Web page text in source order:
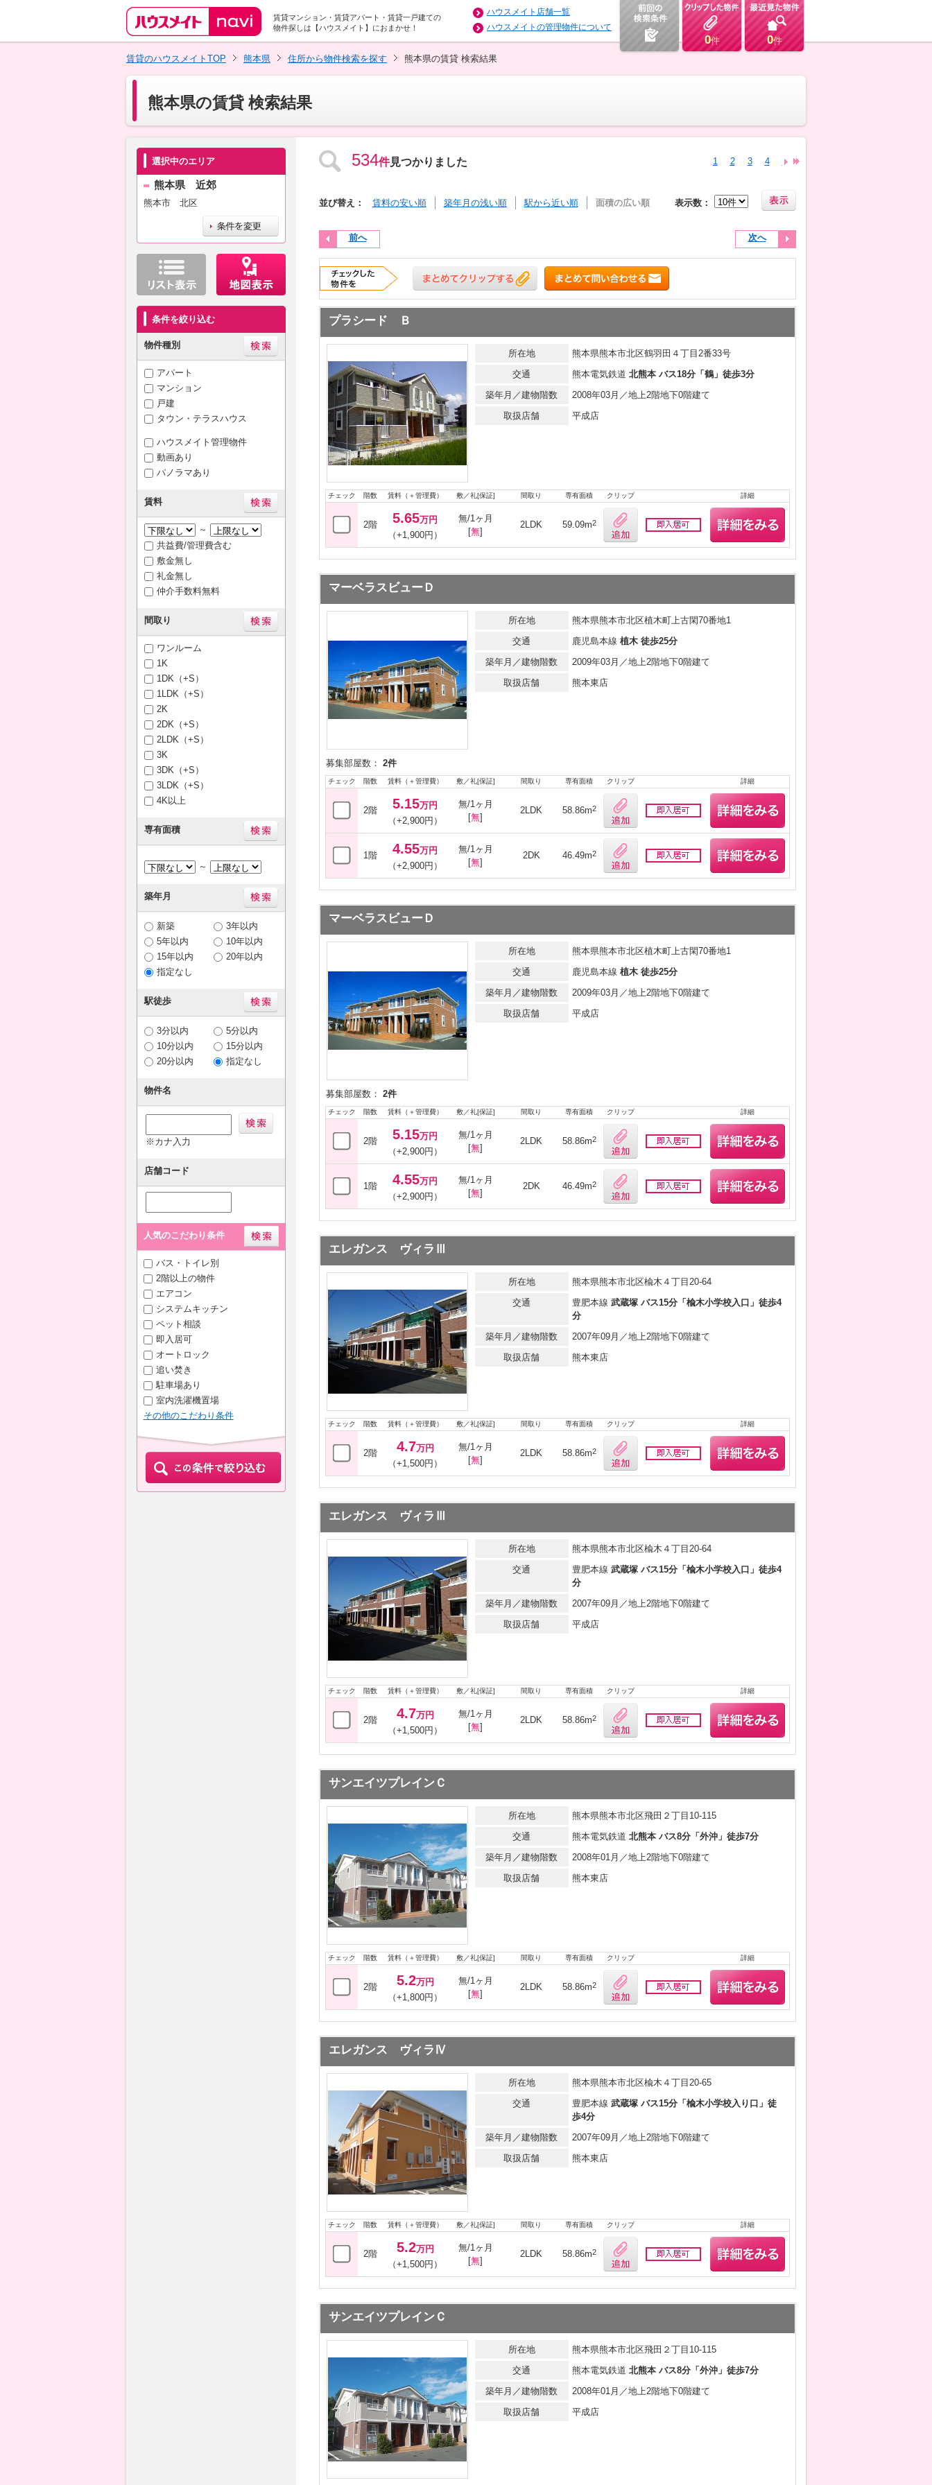
賃貸マンション・賃貸アパート・賃貸一戸建ての
物件探しは【ハウスメイト】におまかせ！
ハウスメイト店舗一覧
ハウスメイトの管理物件について
0件 0件
賃貸のハウスメイトTOP
熊本県 住所から物件検索を探す 熊本県の賃貸 検索結果
熊本県の賃貸 検索結果
選択中のエリア
熊本県 近郊
熊本市 北区
条件を絞り込む
物件種別
アパート
マンション
戸建
タウン・テラスハウス
ハウスメイト管理物件
動画あり
パノラマあり
賃料
～
共益費/管理費含む
敷金無し
礼金無し
仲介手数料無料
間取り
ワンルーム
1K
1DK（+S）
1LDK（+S）
2K
2DK（+S）
2LDK（+S）
3K
3DK（+S）
3LDK（+S）
4K以上
専有面積
～
築年月
新築
3年以内
5年以内
10年以内
15年以内
20年以内
指定なし
駅徒歩
3分以内
5分以内
10分以内
15分以内
20分以内
指定なし
物件名
※カナ入力
店舗コード
人気のこだわり条件
バス・トイレ別
2階以上の物件
エアコン
システムキッチン
ペット相談
即入居可
オートロック
追い焚き
駐車場あり
室内洗濯機置場
その他のこだわり条件
534件見つかりました 1 2 3 4 5 6
並び替え： 賃料の安い順 築年月の浅い順 駅から近い順 面積の広い順 表示数：
前へ 次へ
プラシード Ｂ
所在地
熊本県熊本市北区鶴羽田４丁目2番33号
交通
熊本電気鉄道 北熊本 バス18分「鶴」徒歩3分
築年月／建物階数
2008年03月／地上2階地下0階建て
取扱店舗
平成店
チェック 階数 賃料（＋管理費） 敷／礼[保証] 間取り 専有面積 クリップ 詳細
2階 5.65万円
（+1,900円）
無/1ヶ月
[無]
2LDK 59.09m2
マーベラスビューＤ
所在地
熊本県熊本市北区植木町上古閑70番地1
交通
鹿児島本線 植木 徒歩25分
築年月／建物階数
2009年03月／地上2階地下0階建て
取扱店舗
熊本東店
募集部屋数： 2件
チェック 階数 賃料（＋管理費） 敷／礼[保証] 間取り 専有面積 クリップ 詳細
2階 5.15万円
（+2,900円）
無/1ヶ月
[無]
2LDK 58.86m2
1階 4.55万円
（+2,900円）
無/1ヶ月
[無]
2DK 46.49m2
マーベラスビューＤ
所在地
熊本県熊本市北区植木町上古閑70番地1
交通
鹿児島本線 植木 徒歩25分
築年月／建物階数
2009年03月／地上2階地下0階建て
取扱店舗
平成店
募集部屋数： 2件
チェック 階数 賃料（＋管理費） 敷／礼[保証] 間取り 専有面積 クリップ 詳細
2階 5.15万円
（+2,900円）
無/1ヶ月
[無]
2LDK 58.86m2
1階 4.55万円
（+2,900円）
無/1ヶ月
[無]
2DK 46.49m2
エレガンス ヴィラⅢ
所在地
熊本県熊本市北区楡木４丁目20-64
交通
豊肥本線 武蔵塚 バス15分「楡木小学校入口」徒歩4
分
築年月／建物階数
2007年09月／地上2階地下0階建て
取扱店舗
熊本東店
チェック 階数 賃料（＋管理費） 敷／礼[保証] 間取り 専有面積 クリップ 詳細
2階 4.7万円
（+1,500円）
無/1ヶ月
[無]
2LDK 58.86m2
エレガンス ヴィラⅢ
所在地
熊本県熊本市北区楡木４丁目20-64
交通
豊肥本線 武蔵塚 バス15分「楡木小学校入口」徒歩4
分
築年月／建物階数
2007年09月／地上2階地下0階建て
取扱店舗
平成店
チェック 階数 賃料（＋管理費） 敷／礼[保証] 間取り 専有面積 クリップ 詳細
2階 4.7万円
（+1,500円）
無/1ヶ月
[無]
2LDK 58.86m2
サンエイツプレインＣ
所在地
熊本県熊本市北区飛田２丁目10-115
交通
熊本電気鉄道 北熊本 バス8分「外沖」徒歩7分
築年月／建物階数
2008年01月／地上2階地下0階建て
取扱店舗
熊本東店
チェック 階数 賃料（＋管理費） 敷／礼[保証] 間取り 専有面積 クリップ 詳細
2階 5.2万円
（+1,800円）
無/1ヶ月
[無]
2LDK 58.86m2
エレガンス ヴィラⅣ
所在地
熊本県熊本市北区楡木４丁目20-65
交通
豊肥本線 武蔵塚 バス15分「楡木小学校入り口」徒
歩4分
築年月／建物階数
2007年09月／地上2階地下0階建て
取扱店舗
熊本東店
チェック 階数 賃料（＋管理費） 敷／礼[保証] 間取り 専有面積 クリップ 詳細
2階 5.2万円
（+1,500円）
無/1ヶ月
[無]
2LDK 58.86m2
サンエイツプレインＣ
所在地
熊本県熊本市北区飛田２丁目10-115
交通
熊本電気鉄道 北熊本 バス8分「外沖」徒歩7分
築年月／建物階数
2008年01月／地上2階地下0階建て
取扱店舗
平成店